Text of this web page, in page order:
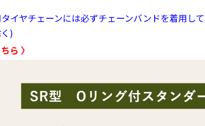
イヤチェーンには必ずチェーンバンドを着用し
)
ら 〉